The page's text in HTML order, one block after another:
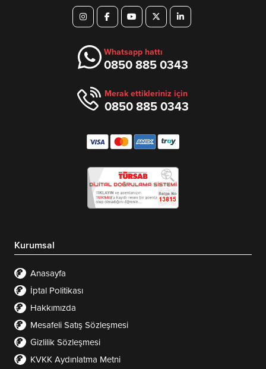
Whatsapp hattı
0850 885 0343
Merak ettikleriniz için
0850 885 0343
Kurumsal
Anasayfa
İptal Politikası
Hakkımızda
Mesafeli Satış Sözleşmesi
Gizlilik Sözleşmesi
KVKK Aydınlatma Metni